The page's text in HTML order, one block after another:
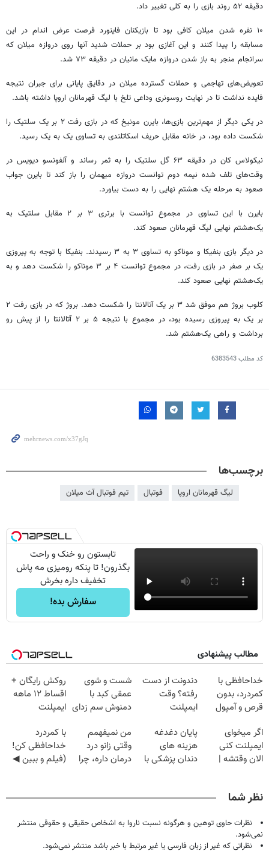
دقیقه ۵۲ روند بازی را به کلی تغییر داد.
۱۰ نفره شدن میلان کافی بود تا بازیکنان فاینوردفرصت عرض اندام در این
مسابقه را پیدا کنند و این آغازی بود بر حملات شدید آنها روی دروازه میلان که
سرانجام منجر به باز شدن دروازه مایک مانیان در دقیقه ۷۳ شد.
تعویض‌های تهاجمی و حملات گسترده میلان در دقایق پایانی برای جبران نتیجه
فایده نداشت تا در نهایت روسونری وداعی تلخ با لیگ قهرمانان اروپا داشته باشد.
در یکی دیگر از مهم‌ترین بازی‌ها، بایرن مونیخ که در بازی رفت ۲ بر یک
سلتیکرا
شکست داده بود، در خانه مقابل حریف اسکاتلندی به تساوی یک به یک رسید.
نیکولاسکان در دقیقه ۶۳ گل سلتیکرا به ثمر رساند وآلفونسودیویس در
وقت‌های تلف شده نیمه دوم توانست دروازه میهمان را باز کند تا بایرن جواب
صعود به مرحله یک هشتم نهایی را به دست بیاورد.
بایرن با این تساوی در مجموع توانست با برتری ۳ بر ۲ مقابل
سلتیک به
یک‌هشتم نهایی لیگ قهرمانان صعود کند.
در دیگر بازی بنفیکا و موناکو به تساوی ۳ به ۳ رسیدند. بنفیکا با توجه به پیروزی
یک بر صفر در بازی رفت، در مجموع توانست ۴ بر ۳ موناکو را شکست دهد و به
یک‌هشتم نهایی صعود کند.
کلوب بروژ هم موفق شد ۳ بر یک آتالانتا را شکست دهد. بروژ
که در بازی رفت ۲
بر یک به پیروزی رسیده بود، در مجموع با نتیجه ۵ بر ۲ آتالانتا را از پیش رو
برداشت و راهی یک‌هشتم شد.
کد مطلب6383543
برچسب‌ها
لیگ قهرمانان اروپا فوتبال تیم فوتبال آث میلان
تابستون رو خنک و راحت
بگذرون! تا پنکه رومیزی مه پاش
تخفیف داره بخرش
سفارش بده!
مطالب پیشنهادی
خداحافظی با
کمردرد، بدون
قرص و آمپول
دندونت از دست
رفته؟ وقت
ایمپلنت
شست و شوی
عمقی کبد با
دمنوش سم زدای
روکش رایگان +
اقساط ۱۲ ماهه
ایمپلنت
اگر میخوای
ایمپلنت کنی
الان وقتشه |
پایان دغدغه
هزینه های
دندان پزشکی با
من نمیفهمم
وقتی زانو درد
درمان داره، چرا
با کمردرد
خداحافظی کن!
(فیلم و ببین ◀
نظر شما
نظرات حاوی توهین و هرگونه نسبت ناروا به اشخاص حقیقی و حقوقی منتشر
نمی‌شود.
نظراتی که غیر از زبان فارسی یا غیر مرتبط با خبر باشد منتشر نمی‌شود.